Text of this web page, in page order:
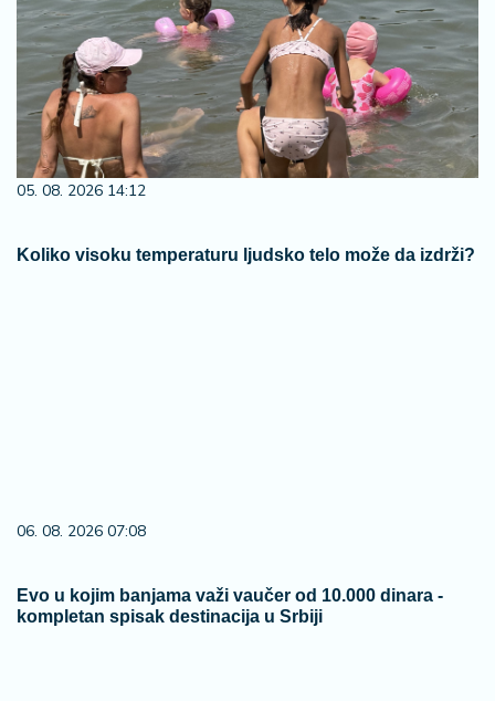
05. 08. 2026 14:12
Koliko visoku temperaturu ljudsko telo može da izdrži?
06. 08. 2026 07:08
Evo u kojim banjama važi vaučer od 10.000 dinara -
kompletan spisak destinacija u Srbiji